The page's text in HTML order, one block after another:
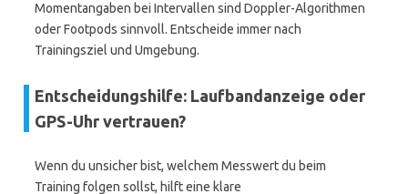
Momentangaben bei Intervallen sind Doppler-Algorithmen
oder Footpods sinnvoll. Entscheide immer nach
Trainingsziel und Umgebung.
Entscheidungshilfe: Laufbandanzeige oder
GPS-Uhr vertrauen?
Wenn du unsicher bist, welchem Messwert du beim
Training folgen sollst, hilft eine klare